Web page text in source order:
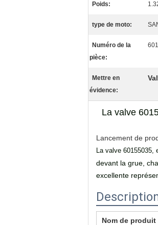
Poids:
type de moto:
Numéro de la
pièce:
Mettre en
évidence:
La valve
Lancement de
La valve 60155035,
devant la grue,
excellente
Nom de produit